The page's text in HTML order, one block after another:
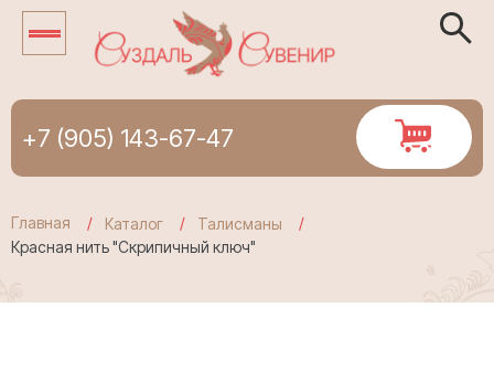
+7 (905) 143-67-47
Главная Каталог
Талисманы
Красная нить "Скрипичный ключ"